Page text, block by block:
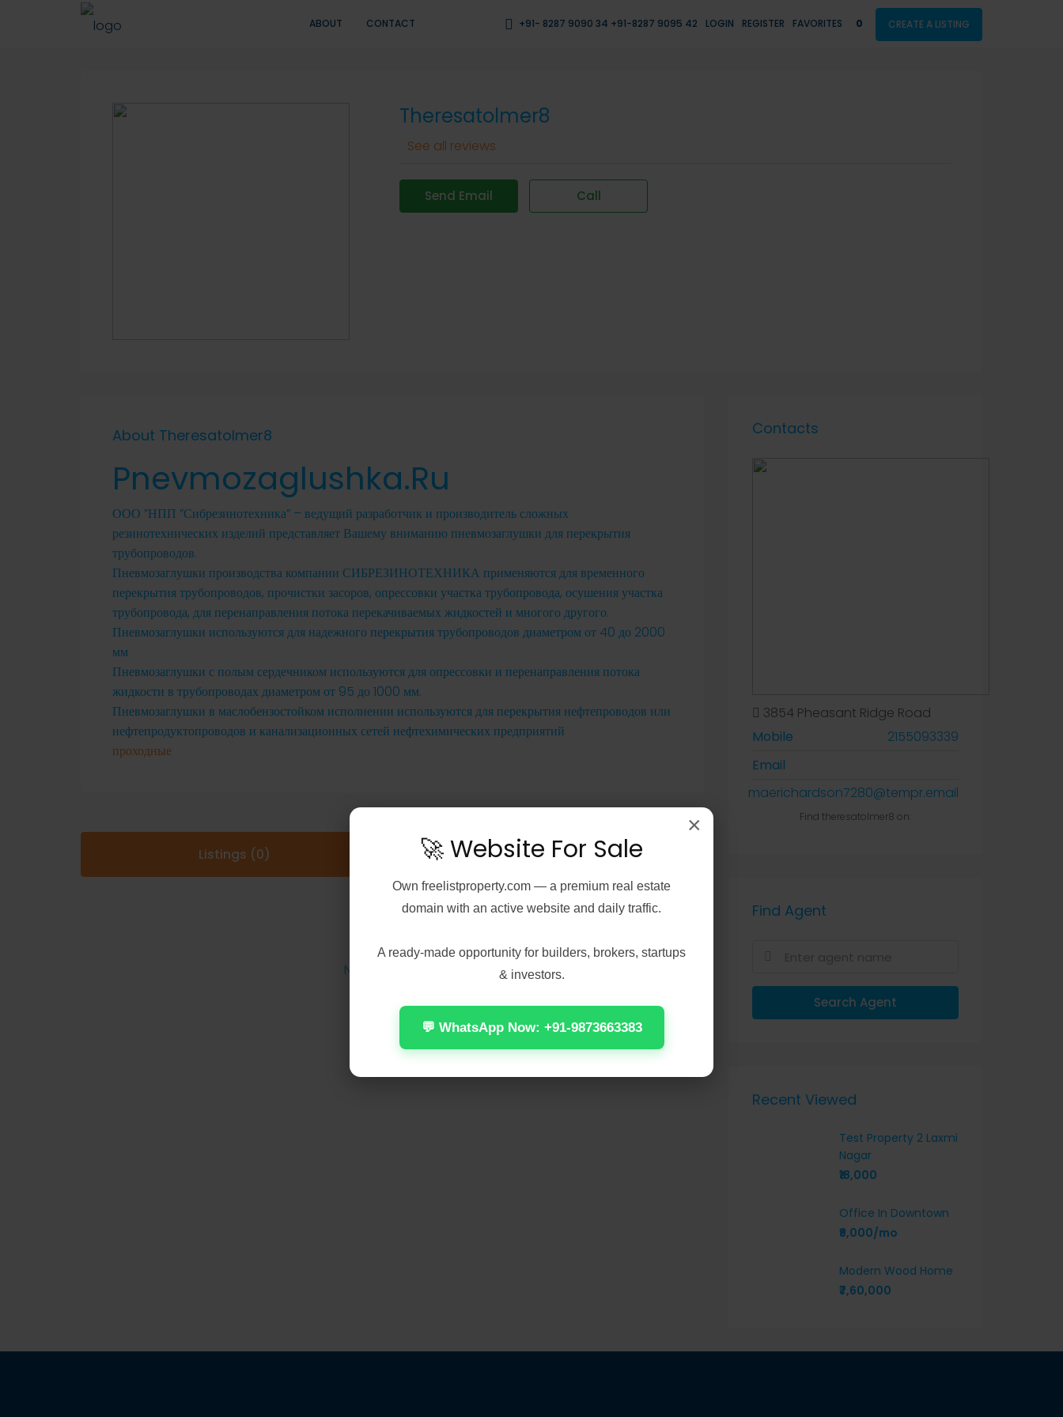
ABOUT CONTACT +91- 8287 9090 34 +91-8287 9095 42 LOGIN REGISTER FAVORITES 0 CREATE A LISTING
Theresatolmer8
See all reviews
Send Email Call
About Theresatolmer8
Pnevmozaglushka.ru
ООО ”НПП ”Сибрезинотехника” – ведущий разработчик и производитель сложных
резинотехнических изделий представляет Вашему вниманию пневмозаглушки для перекрытия
трубопроводов.
Пневмозаглушки производства компании СИБРЕЗИНОТЕХНИКА применяются для временного
перекрытия трубопроводов, прочистки засоров, опрессовки участка трубопровода, осушения участка
трубопровода, для перенаправления потока перекачиваемых жидкостей и многого другого.
Пневмозаглушки используются для надежного перекрытия трубопроводов диаметром от 40 до 2000
мм
Пневмозаглушки с полым сердечником используются для опрессовки и перенаправления потока
жидкости в трубопроводах диаметром от 95 до 1000 мм.
Пневмозаглушки в маслобензостойком исполнении используются для перекрытия нефтепроводов или
нефтепродуктопроводов и канализационных сетей нефтехимических предприятий
проходные
Listings (0) Reviews (0)
No listing found.
Contacts
3854 Pheasant Ridge Road
Mobile
2155093339
Email
maerichardson7280@tempr.email
Find theresatolmer8 on:
Find Agent
Search Agent
Recent Viewed
Test Property 2 Laxmi
Nagar
₹18,000
Office In Downtown
₹9,000/mo
Modern Wood Home
₹7,60,000
×
🚀 Website For Sale
Own freelistproperty.com — a premium real estate
domain with an active website and daily traffic.
A ready-made opportunity for builders, brokers, startups
& investors.
💬 WhatsApp Now: +91-9873663383